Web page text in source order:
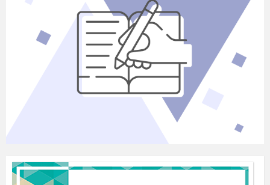
раніше матеріал: життєвий і творчий шлях
поетеси. Ви самостійно мандрували сторінками
«Давньої казки», навчилися давати власну
оцінку прочитаному, аналізувати тематику,
проблематику, образну систему твору. Та на
цьому «Давня казка» для Вас ще не
закінчиться. Сьогодні ми з вами узагальнимо й
систематизуємо опрацьоване, а саме:
щастя, закріпимо отримання знання на